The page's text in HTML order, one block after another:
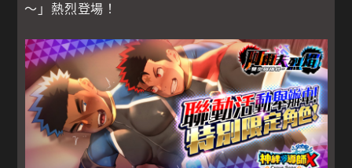
～」熱烈登場！